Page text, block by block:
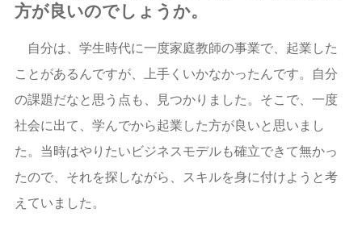
方が良いのでしょうか。
自分は、学生時代に一度家庭教師の事業で、起業した
ことがあるんですが、上手くいかなかったんです。自分
の課題だなと思う点も、見つかりました。そこで、一度
社会に出て、学んでから起業した方が良いと思いまし
た。当時はやりたいビジネスモデルも確立できて無かっ
たので、それを探しながら、スキルを身に付けようと考
えていました。